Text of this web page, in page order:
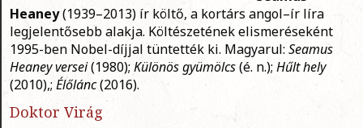
Heaney(1939–2013) ír költő, a kortárs angol–ír líra
legjelentősebb alakja. Költészetének elismeréseként
1995-ben Nobel-díjjal tüntették ki. Magyarul: Seamus
Heaney versei(1980);Különös gyümölcs(é. n.); Hűlt hely
(2010),;Élőlánc(2016).
Doktor Virág